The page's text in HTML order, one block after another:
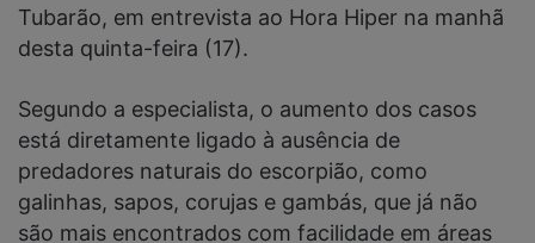
Tubarão, em entrevista ao Hora Hiper na manhã
desta quinta-feira (17).
Segundo a especialista, o aumento dos casos
está diretamente ligado à ausência de
predadores naturais do escorpião, como
galinhas, sapos, corujas e gambás, que já não
são mais encontrados com facilidade em áreas